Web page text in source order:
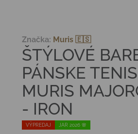
VÝPREDAJ JAR 2026 🌸
ŠTÝLOVÉ
PÁNSKE
MURIS
- IRON
Značka: Muris 🇪🇸